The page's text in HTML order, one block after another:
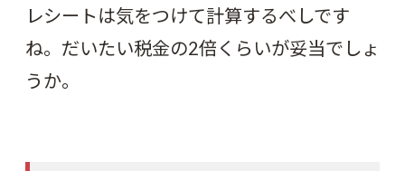
レシートは気をつけて計算するべしです
ね。だいたい税金の2倍くらいが妥当でしょ
うか。